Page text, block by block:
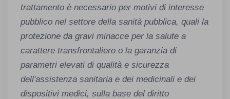
trattamento è necessario per motivi di interesse
pubblico nel settore della sanità pubblica, quali la
protezione da gravi minacce per la salute a
carattere transfrontaliero o la garanzia di
parametri elevati di qualità e sicurezza
dell'assistenza sanitaria e dei medicinali e dei
dispositivi medici, sulla base del diritto